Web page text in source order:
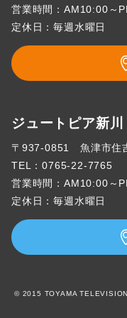
営業時間：AM10:00～
定休日：毎週水曜日
ジュートピア新川
〒937-0851 魚津市住
TEL：0765-22-7765
営業時間：AM10:00～
定休日：毎週水曜日
© 2015 TOYAMA